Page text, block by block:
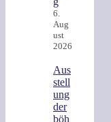
6.
Aug
ust
2026
Aus
stell
ung
der
böh